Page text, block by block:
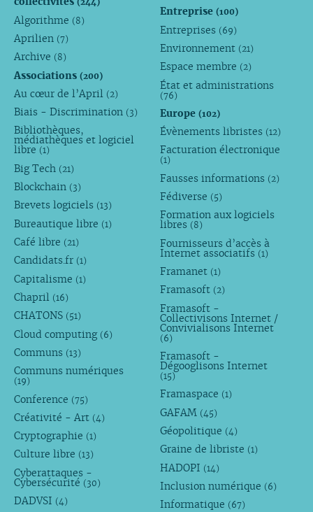
Algorithme (8)
Aprilien (7)
Archive (8)
Associations (200)
Au cœur de l’April (2)
Biais - Discrimination (3)
Bibliothèques,
médiathèques et logiciel
libre (1)
Big Tech (21)
Blockchain (3)
Brevets logiciels (13)
Bureautique libre (1)
Café libre (21)
Candidats.fr (1)
Capitalisme (1)
Chapril (16)
CHATONS (51)
Cloud computing (6)
Communs (13)
Communs numériques
(19)
Conference (75)
Créativité - Art (4)
Cryptographie (1)
Culture libre (13)
Cyberattaques -
Cybersécurité (30)
DADVSI (4)
Entreprise(100)
Entreprises (69)
Environnement (21)
Espace membre (2)
État et administrations
(76)
Europe(102)
Évènements libristes (12)
Facturation électronique
(1)
Fausses informations (2)
Fédiverse (5)
Formation aux logiciels
libres (8)
Fournisseurs d’accès à
Internet associatifs (1)
Framanet (1)
Framasoft (2)
Framasoft -
Collectivisons Internet /
Convivialisons Internet
(6)
Framasoft -
Dégooglisons Internet
(15)
Framaspace (1)
GAFAM (45)
Géopolitique (4)
Graine de libriste (1)
HADOPI (14)
Inclusion numérique (6)
Informatique (67)